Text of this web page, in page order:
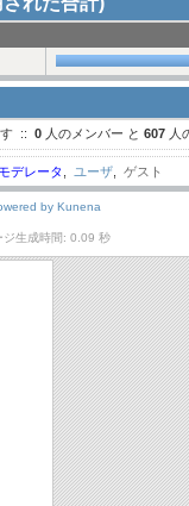
す :: 0 人のメンバー と 607 人
デレータ ユーザ ゲスト
by Kunena
ジ生成時間: 0.09 秒